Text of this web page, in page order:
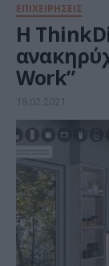
ΕΠΙΧΕΙΡΗΣΕΙΣ
Η
Work”
18.02.2021